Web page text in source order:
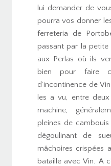
lui demander de
pourra vos donner
ferreteria de
passant par la
aux Perlas où ils
bien pour faire
d’incontinence de
les a vu, entre
machine,
pleines de
dégoulinant de
mâchoires crispées
bataille avec Vin. A